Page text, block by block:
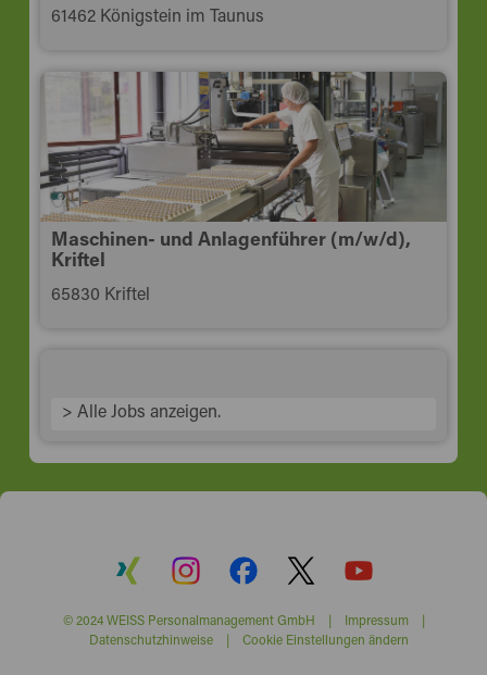
61462 Königstein im Taunus
Maschinen- und Anlagenführer (m/w/d),
Kriftel
65830 Kriftel
> Alle Jobs anzeigen.
© 2024 WEISS Personalmanagement GmbH | Impressum|
Datenschutzhinweise| Cookie Einstellungen ändern